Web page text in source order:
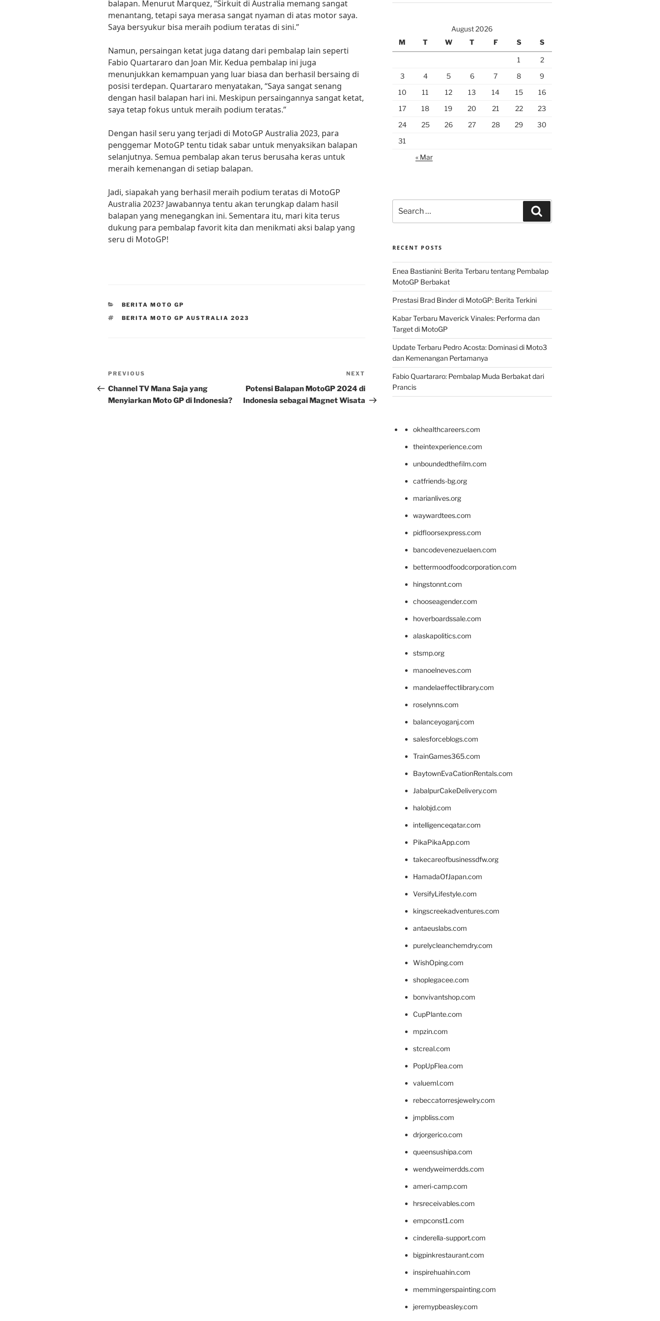
balapan. Menurut Marquez, “Sirkuit di Australia memang sangat
menantang, tetapi saya merasa sangat nyaman di atas motor saya.
Saya bersyukur bisa meraih podium teratas di sini.”
Namun, persaingan ketat juga datang dari pembalap lain seperti
Fabio Quartararo dan Joan Mir. Kedua pembalap ini juga
menunjukkan kemampuan yang luar biasa dan berhasil bersaing di
posisi terdepan. Quartararo menyatakan, “Saya sangat senang
dengan hasil balapan hari ini. Meskipun persaingannya sangat ketat,
saya tetap fokus untuk meraih podium teratas.”
Dengan hasil seru yang terjadi di MotoGP Australia 2023, para
penggemar MotoGP tentu tidak sabar untuk menyaksikan balapan
selanjutnya. Semua pembalap akan terus berusaha keras untuk
meraih kemenangan di setiap balapan.
Jadi, siapakah yang berhasil meraih podium teratas di MotoGP
Australia 2023? Jawabannya tentu akan terungkap dalam hasil
balapan yang menegangkan ini. Sementara itu, mari kita terus
dukung para pembalap favorit kita dan menikmati aksi balap yang
seru di MotoGP!
CATEGORIES
BERITA MOTO GP
TAGS
BERITA MOTO GP AUSTRALIA 2023
Post
navigation
Previous
Post
PREVIOUS
Channel TV Mana Saja yang
Menyiarkan Moto GP di Indonesia?
Post
NEXT
Potensi Balapan MotoGP 2024 di
Indonesia sebagai Magnet Wisata
August 2026
M
T W T F S S
1
2
3
4 5 6 7 8
9
10
11 12 13 14 15
16
17
18 19 20 21 22
23
24
25 26 27 28 29
30
31
« Mar
for:
RECENT POSTS
Enea Bastianini: Berita Terbaru tentang Pembalap
MotoGP Berbakat
Prestasi Brad Binder di MotoGP: Berita Terkini
Kabar Terbaru Maverick Vinales: Performa dan
Target di MotoGP
Update Terbaru Pedro Acosta: Dominasi di Moto3
dan Kemenangan Pertamanya
Fabio Quartararo: Pembalap Muda Berbakat dari
Prancis
okhealthcareers.com
theintexperience.com
unboundedthefilm.com
catfriends-bg.org
marianlives.org
waywardtees.com
pidfloorsexpress.com
bancodevenezuelaen.com
bettermoodfoodcorporation.com
hingstonnt.com
chooseagender.com
hoverboardssale.com
alaskapolitics.com
stsmp.org
manoelneves.com
mandelaeffectlibrary.com
roselynns.com
balanceyoganj.com
salesforceblogs.com
TrainGames365.com
BaytownEvaCationRentals.com
JabalpurCakeDelivery.com
halobjd.com
intelligenceqatar.com
PikaPikaApp.com
takecareofbusinessdfw.org
HamadaOfJapan.com
VersifyLifestyle.com
kingscreekadventures.com
antaeuslabs.com
purelycleanchemdry.com
WishOping.com
shoplegacee.com
bonvivantshop.com
CupPlante.com
mpzin.com
stcreal.com
PopUpFlea.com
valueml.com
rebeccatorresjewelry.com
jmpbliss.com
drjorgerico.com
queensushipa.com
wendyweimerdds.com
ameri-camp.com
hrsreceivables.com
empconst1.com
cinderella-support.com
bigpinkrestaurant.com
inspirehuahin.com
memmingerspainting.com
jeremypbeasley.com